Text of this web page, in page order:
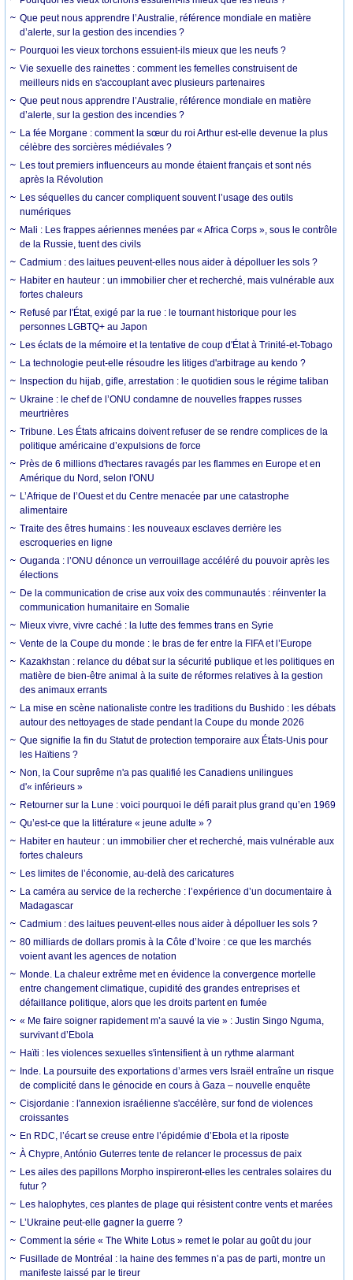
Que peut nous apprendre l’Australie, référence mondiale en matière
d’alerte, sur la gestion des incendies ?
Pourquoi les vieux torchons essuient-ils mieux que les neufs ?
Vie sexuelle des rainettes : comment les femelles construisent de
meilleurs nids en s'accouplant avec plusieurs partenaires
Que peut nous apprendre l’Australie, référence mondiale en matière
d’alerte, sur la gestion des incendies ?
La fée Morgane : comment la sœur du roi Arthur est-elle devenue la plus
célèbre des sorcières médiévales ?
Les tout premiers influenceurs au monde étaient français et sont nés
après la Révolution
Les séquelles du cancer compliquent souvent l’usage des outils
numériques
Mali : Les frappes aériennes menées par « Africa Corps », sous le contrôle
de la Russie, tuent des civils
Cadmium : des laitues peuvent-elles nous aider à dépolluer les sols ?
Habiter en hauteur : un immobilier cher et recherché, mais vulnérable aux
fortes chaleurs
Refusé par l'État, exigé par la rue : le tournant historique pour les
personnes LGBTQ+ au Japon
Les éclats de la mémoire et la tentative de coup d'État à Trinité-et-Tobago
La technologie peut-elle résoudre les litiges d'arbitrage au kendo ?
Inspection du hijab, gifle, arrestation : le quotidien sous le régime taliban
Ukraine : le chef de l’ONU condamne de nouvelles frappes russes
meurtrières
Tribune. Les États africains doivent refuser de se rendre complices de la
politique américaine d’expulsions de force
Près de 6 millions d'hectares ravagés par les flammes en Europe et en
Amérique du Nord, selon l'ONU
L’Afrique de l’Ouest et du Centre menacée par une catastrophe
alimentaire
Traite des êtres humains : les nouveaux esclaves derrière les
escroqueries en ligne
Ouganda : l’ONU dénonce un verrouillage accéléré du pouvoir après les
élections
De la communication de crise aux voix des communautés : réinventer la
communication humanitaire en Somalie
Mieux vivre, vivre caché : la lutte des femmes trans en Syrie
Vente de la Coupe du monde : le bras de fer entre la FIFA et l’Europe
Kazakhstan : relance du débat sur la sécurité publique et les politiques en
matière de bien-être animal à la suite de réformes relatives à la gestion
des animaux errants
La mise en scène nationaliste contre les traditions du Bushido : les débats
autour des nettoyages de stade pendant la Coupe du monde 2026
Que signifie la fin du Statut de protection temporaire aux États-Unis pour
les Haïtiens ?
Non, la Cour suprême n'a pas qualifié les Canadiens unilingues
d'« inférieurs »
Retourner sur la Lune : voici pourquoi le défi parait plus grand qu’en 1969
Qu’est-ce que la littérature « jeune adulte » ?
Habiter en hauteur : un immobilier cher et recherché, mais vulnérable aux
fortes chaleurs
Les limites de l’économie, au-delà des caricatures
La caméra au service de la recherche : l’expérience d’un documentaire à
Madagascar
Cadmium : des laitues peuvent-elles nous aider à dépolluer les sols ?
80 milliards de dollars promis à la Côte d’Ivoire : ce que les marchés
voient avant les agences de notation
Monde. La chaleur extrême met en évidence la convergence mortelle
entre changement climatique, cupidité des grandes entreprises et
défaillance politique, alors que les droits partent en fumée
« Me faire soigner rapidement m’a sauvé la vie » : Justin Singo Nguma,
survivant d’Ebola
Haïti : les violences sexuelles s'intensifient à un rythme alarmant
Inde. La poursuite des exportations d’armes vers Israël entraîne un risque
de complicité dans le génocide en cours à Gaza – nouvelle enquête
Cisjordanie : l'annexion israélienne s'accélère, sur fond de violences
croissantes
En RDC, l’écart se creuse entre l’épidémie d’Ebola et la riposte
À Chypre, António Guterres tente de relancer le processus de paix
Les ailes des papillons Morpho inspireront-elles les centrales solaires du
futur ?
Les halophytes, ces plantes de plage qui résistent contre vents et marées
L’Ukraine peut-elle gagner la guerre ?
Comment la série « The White Lotus » remet le polar au goût du jour
Fusillade de Montréal : la haine des femmes n’a pas de parti, montre un
manifeste laissé par le tireur